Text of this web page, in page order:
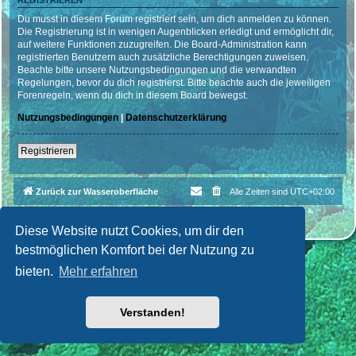
Diese Website nutzt Cookies, um dir den
bestmöglichen Komfort bei der Nutzung zu
bieten. Mehr erfahren
Verstanden!
Du musst in diesem Forum registriert sein, um dich anmelden zu können.
Die Registrierung ist in wenigen Augenblicken erledigt und ermöglicht dir,
auf weitere Funktionen zuzugreifen. Die Board-Administration kann
registrierten Benutzern auch zusätzliche Berechtigungen zuweisen.
Beachte bitte unsere Nutzungsbedingungen und die verwandten
Regelungen, bevor du dich registrierst. Bitte beachte auch die jeweiligen
Forenregeln, wenn du dich in diesem Board bewegst.
Nutzungsbedingungen | Datenschutzerklärung
Registrieren
Zurück zur Wasseroberfläche Alle Zeiten sind UTC+02:00
Deutsche Übersetzung durch
phpBB.de| Style par